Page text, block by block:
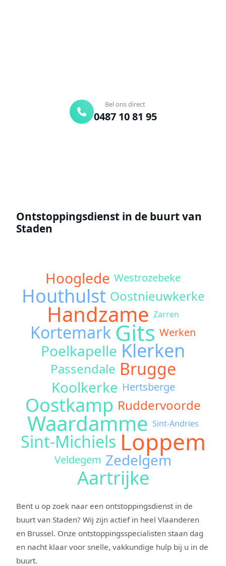
Bel ons direct
0487 10 81 95
Ontstoppingsdienst in de buurt van
Staden
Hooglede Westrozebeke
Houthulst Oostnieuwkerke
Handzame Zarren
Kortemark Gits Werken
Poelkapelle Klerken
Passendale Brugge
Koolkerke Hertsberge
Oostkamp Ruddervoorde
Waardamme Sint-Andries
Sint-MichielsLoppem
Veldegem Zedelgem
Aartrijke
Bent u op zoek naar een ontstoppingsdienst in de
buurt van Staden? Wij zijn actief in heel Vlaanderen
en Brussel. Onze ontstoppingsspecialisten staan dag
en nacht klaar voor snelle, vakkundige hulp bij u in de
buurt.